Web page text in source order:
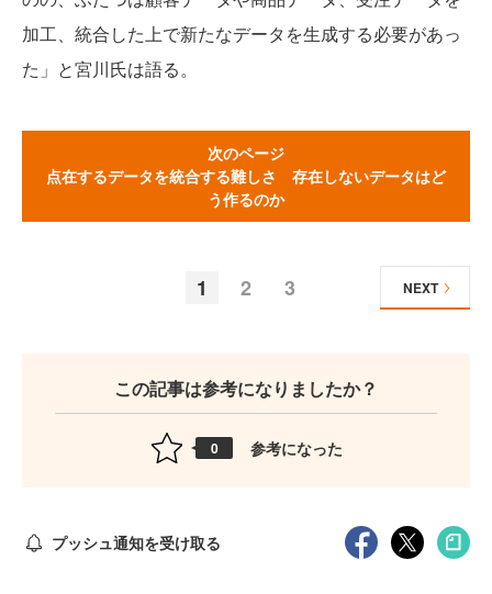
加工、統合した上で新たなデータを生成する必要があっ
た」と宮川氏は語る。
次のページ
点在するデータを統合する難しさ 存在しないデータはど
う作るのか
1 2 3 NEXT
この記事は参考になりましたか？
0 参考になった
プッシュ通知を受け取る